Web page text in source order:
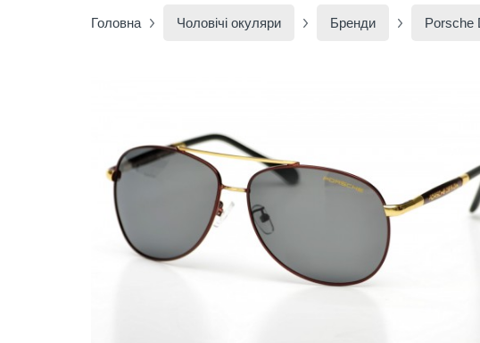
Головна Чоловічі окуляри Бренди Porsche